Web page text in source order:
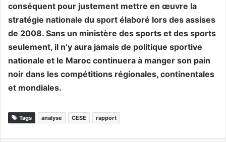
conséquent pour justement mettre en œuvre la
stratégie nationale du sport élaboré lors des assises
de 2008. Sans un ministère des sports et des sports
seulement, il n’y aura jamais de politique sportive
nationale et le Maroc continuera à manger son pain
noir dans les compétitions régionales, continentales
et mondiales.
Tags analyse CESE rapport